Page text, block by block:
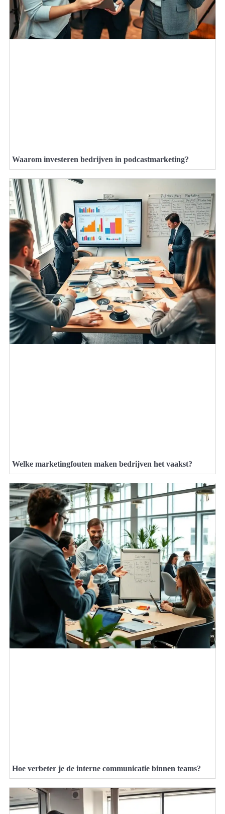
Waarom investeren bedrijven in podcastmarketing?
Welke marketingfouten maken bedrijven het vaakst?
Hoe verbeter je de interne communicatie binnen teams?